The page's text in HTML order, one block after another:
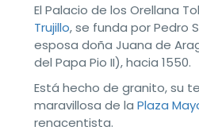
El Palacio de los Orellana
Trujillo, se funda por Pedro
esposa doña Juana de
del Papa Pio II), hacia 1550.
Está hecho de granito, su
maravillosa de la Plaza
renacentista.